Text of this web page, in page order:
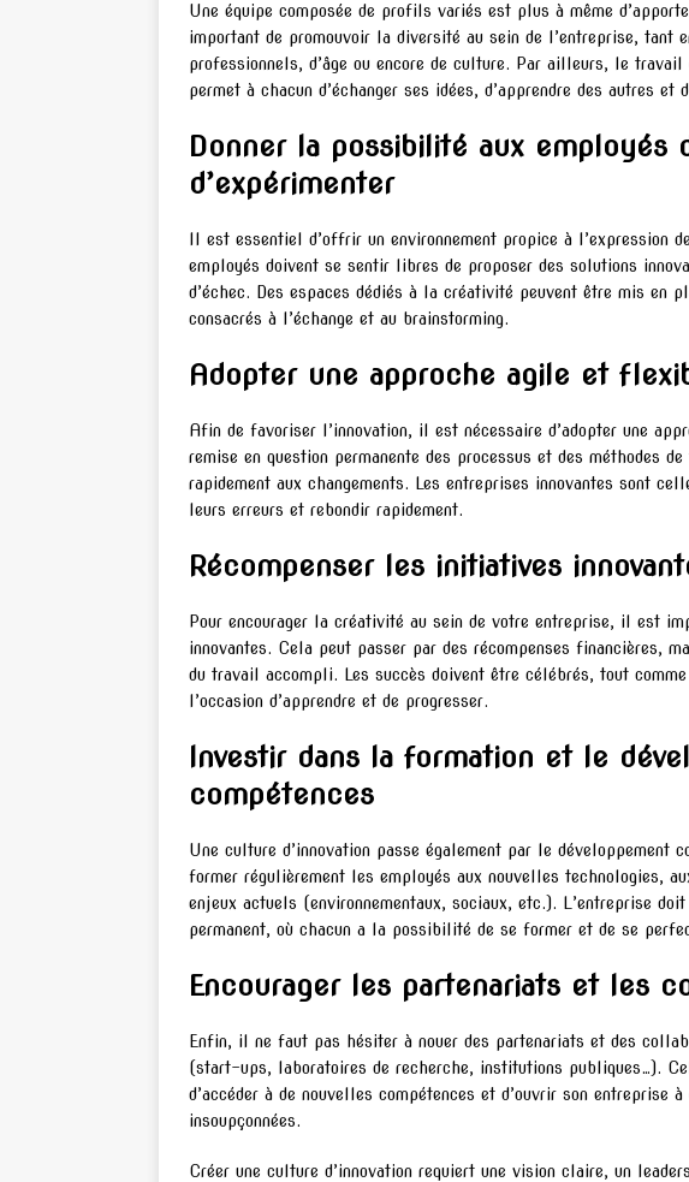
Une équipe composée de profils variés est plus à même
important de promouvoir la diversité au sein de l’entreprise, tant
professionnels, d’âge ou encore de culture. Par ailleurs, le
permet à chacun d’échanger ses idées, d’apprendre des autres
Donner la possibilité aux employés
d’expérimenter
Il est essentiel d’offrir un environnement propice à l’expression
employés doivent se sentir libres de proposer des solutions
d’échec. Des espaces dédiés à la créativité peuvent être mis en
consacrés à l’échange et au brainstorming.
Adopter une approche agile et
Afin de favoriser l’innovation, il est nécessaire d’adopter une
remise en question permanente des processus et des méthodes
rapidement aux changements. Les entreprises innovantes sont
leurs erreurs et rebondir rapidement.
Récompenser les initiatives
Pour encourager la créativité au sein de votre entreprise, il est
innovantes. Cela peut passer par des récompenses financières,
du travail accompli. Les succès doivent être célébrés, tout
l’occasion d’apprendre et de progresser.
Investir dans la formation et le
compétences
Une culture d’innovation passe également par le développement
former régulièrement les employés aux nouvelles technologies,
enjeux actuels (environnementaux, sociaux, etc.). L’entreprise
permanent, où chacun a la possibilité de se former et de se
Encourager les partenariats et les
Enfin, il ne faut pas hésiter à nouer des partenariats et des
(start-ups, laboratoires de recherche, institutions publiques…).
d’accéder à de nouvelles compétences et d’ouvrir son entreprise
insoupçonnées.
Créer une culture d’innovation requiert une vision claire, un